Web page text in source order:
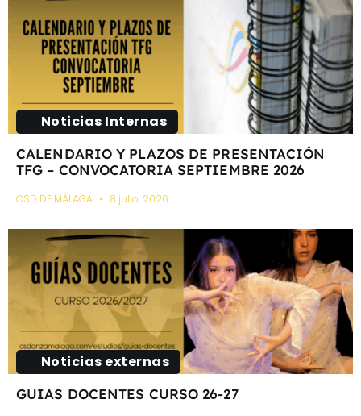
Noticias Internas
CALENDARIO Y PLAZOS DE PRESENTACIÓN
TFG – CONVOCATORIA SEPTIEMBRE 2026
CSD DE MÁLAGA 8 julio, 2026
Noticias externas
GUIAS DOCENTES CURSO 26-27